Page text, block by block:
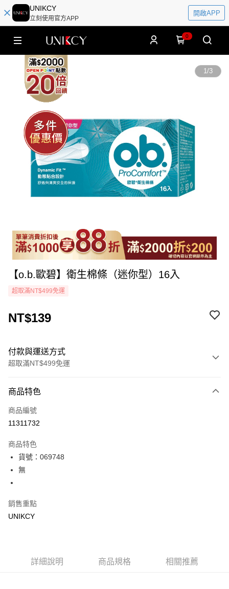
UNIKCY
立刻使用官方APP
開啟APP
0
1/3
【o.b.歐碧】衛生棉條（迷你型）16入
超取滿NT$499免運
NT$139
付款與運送方式
超取滿NT$499免運
icash Pay
信用卡一次付款
LINE Pay
Apple Pay
商品特色
商品編號
11311732
商品特色
貨號：069748
無
銷售重點
UNIKCY
詳細說明 商品規格 相關推薦